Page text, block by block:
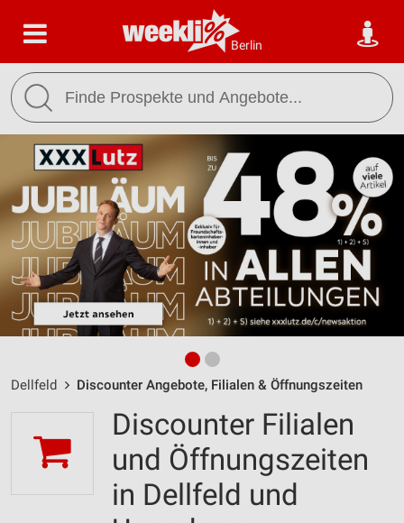
Berlin
Dellfeld Discounter Angebote, Filialen & Öffnungszeiten
Discounter Filialen
und Öffnungszeiten
in Dellfeld und